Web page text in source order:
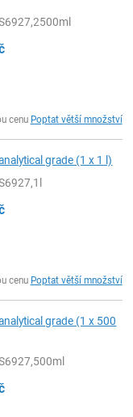
cenu Poptat větší množství
grade (1 x 1 l)
cenu Poptat větší množství
grade (1 x 500